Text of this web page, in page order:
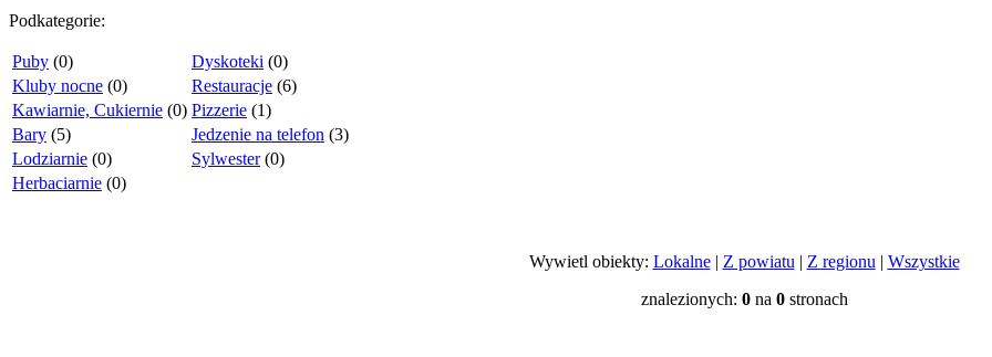
Podkategorie:
Puby (0) Dyskoteki (0)
Kluby nocne (0) Restauracje (6)
Kawiarnie, Cukiernie (0) Pizzerie (1)
Bary (5) Jedzenie na telefon (3)
Lodziarnie (0) Sylwester(0)
Herbaciarnie (0)
Wywietl obiekty: Lokalne| Z powiatu | Z regionu | Wszystkie
znalezionych: 0na 0stronach